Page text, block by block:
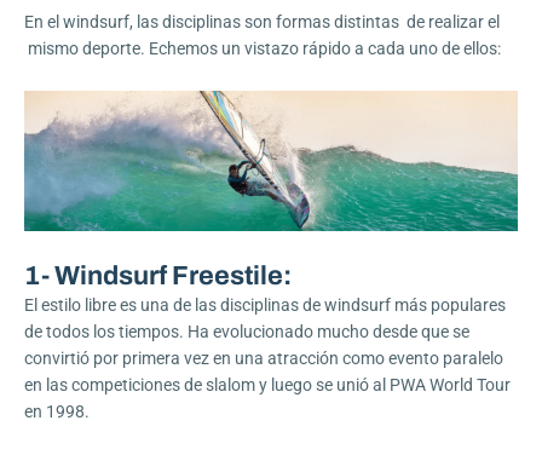
En el windsurf, las disciplinas son formas distintas de realizar el
mismo deporte. Echemos un vistazo rápido a cada uno de ellos:
1- Windsurf Freestile:
El estilo libre es una de las disciplinas de windsurf más populares
de todos los tiempos. Ha evolucionado mucho desde que se
convirtió por primera vez en una atracción como evento paralelo
en las competiciones de slalom y luego se unió al PWA World Tour
en 1998.